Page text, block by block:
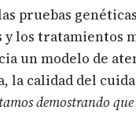
pruebas
y los tratamientos
un modelo de
la calidad del
demostrando